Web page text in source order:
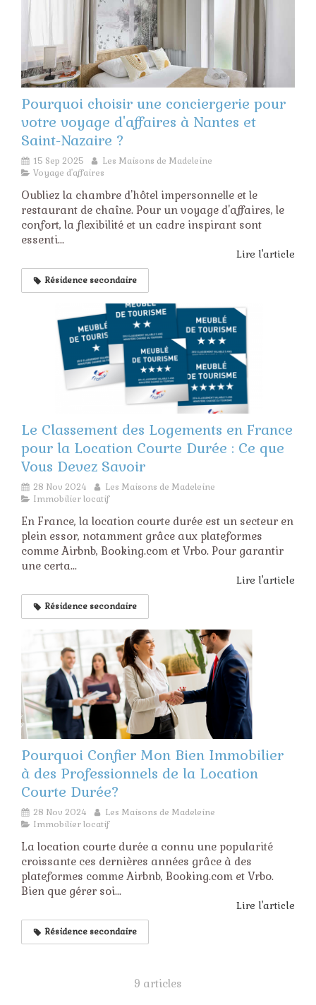
Pourquoi choisir une conciergerie pour
votre voyage d'affaires à Nantes et
Saint-Nazaire ?
15 Sep 2025
Les Maisons de Madeleine
Voyage d'affaires
Oubliez la chambre d'hôtel impersonnelle et le
restaurant de chaîne. Pour un voyage d'affaires, le
confort, la flexibilité et un cadre inspirant sont
essenti...
Lire l'article
Résidence secondaire
Le Classement des Logements en France
pour la Location Courte Durée : Ce que
Vous Devez Savoir
28 Nov 2024
Les Maisons de Madeleine
Immobilier locatif
En France, la location courte durée est un secteur en
plein essor, notamment grâce aux plateformes
comme Airbnb, Booking.com et Vrbo. Pour garantir
une certa...
Lire l'article
Résidence secondaire
Pourquoi Confier Mon Bien Immobilier
à des Professionnels de la Location
Courte Durée?
28 Nov 2024
Les Maisons de Madeleine
Immobilier locatif
La location courte durée a connu une popularité
croissante ces dernières années grâce à des
plateformes comme Airbnb, Booking.com et Vrbo.
Bien que gérer soi...
Lire l'article
Résidence secondaire
9 articles